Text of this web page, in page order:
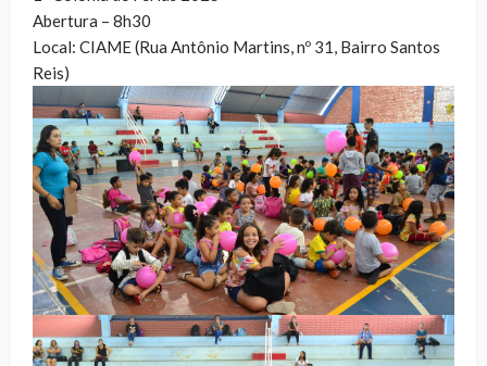
Abertura – 8h30
Local: CIAME (Rua Antônio Martins, nº 31, Bairro Santos
Reis)